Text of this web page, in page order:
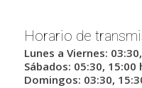
Horario de
Lunes a Viernes:
Sábados: 05:30, 15:00
Domingos: 03:30,